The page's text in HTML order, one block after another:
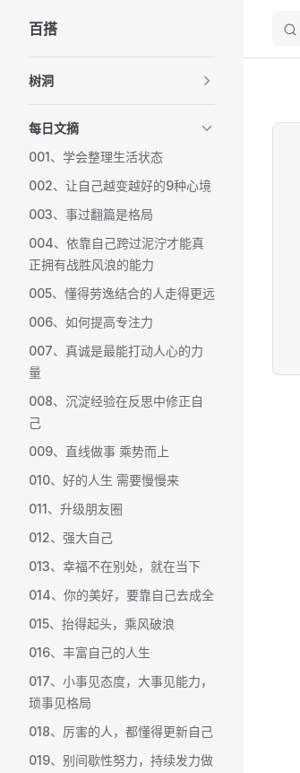
Skip to content
百搭
树洞
每日文摘
001、学会整理生活状态
002、让自己越变越好的9种心境
003、事过翻篇是格局
004、依靠自己跨过泥泞才能真
正拥有战胜风浪的能力
005、懂得劳逸结合的人走得更远
006、如何提高专注力
007、真诚是最能打动人心的力
量
008、沉淀经验在反思中修正自
己
009、直线做事 乘势而上
010、好的人生 需要慢慢来
011、升级朋友圈
012、强大自己
013、幸福不在别处，就在当下
014、你的美好，要靠自己去成全
015、抬得起头，乘风破浪
016、丰富自己的人生
017、小事见态度，大事见能力，
琐事见格局
018、厉害的人，都懂得更新自己
019、别间歇性努力，持续发力做